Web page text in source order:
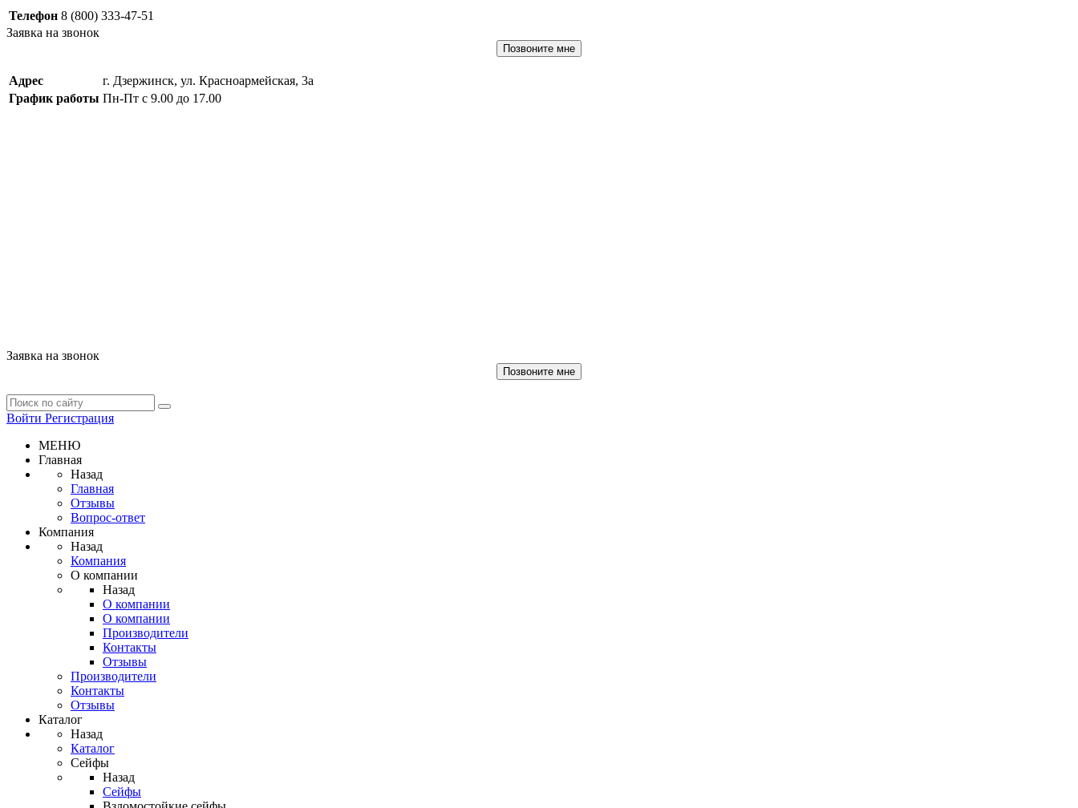
Телефон 8 (800) 333-47-51
Заявка на звонок
Позвоните мне
Адрес
г. Дзержинск, ул. Красноармейская, 3а
График работы Пн-Пт с 9.00 до 17.00
Заявка на звонок
Позвоните мне
Войти Регистрация
МЕНЮ
Главная
Назад
Главная
Отзывы
Вопрос-ответ
Компания
Назад
Компания
О компании
Назад
О компании
О компании
Производители
Контакты
Отзывы
Производители
Контакты
Отзывы
Каталог
Назад
Каталог
Сейфы
Назад
Сейфы